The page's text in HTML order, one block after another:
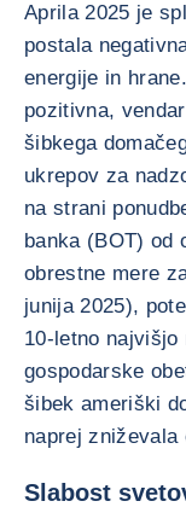
Aprila 2025 je
postala
energije in
pozitivna,
šibkega
ukrepov za
na strani
banka (BOT) od
obrestne mere
junija 2025),
10-letno najvišjo
gospodarske
šibek ameriški
naprej zniževala
Slabost